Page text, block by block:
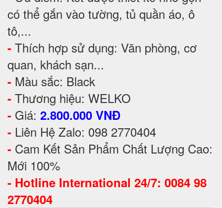
có thể gắn vào tường, tủ quần áo, ô
tô,...
- Thích hợp sử dụng: Văn phòng, cơ
quan, khách sạn...
- Màu sắc: Black
- Thương hiệu: WELKO
- Giá: 2.800.000 VNĐ
- Liên Hệ Zalo: 098 2770404
- Cam Kết Sản Phẩm Chất Lượng Cao:
Mới 100%
- Hotline International 24/7: 0084 98
2770404